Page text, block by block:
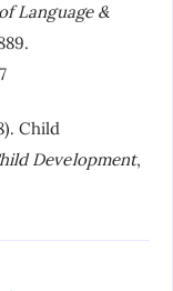
Language &
Child
Development,